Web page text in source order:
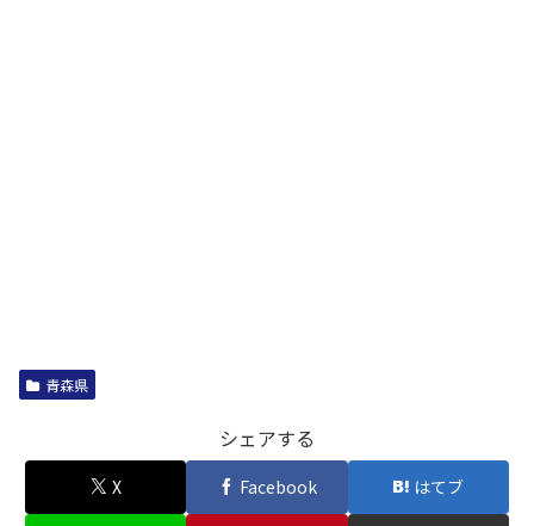
青森県
シェアする
X Facebook はてブ